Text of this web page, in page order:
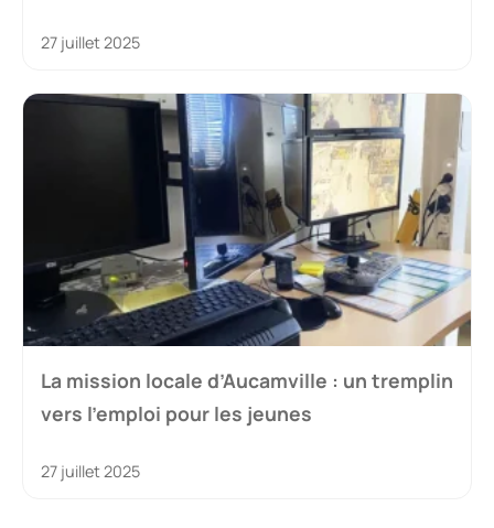
27 juillet 2025
La mission locale d’Aucamville : un tremplin
vers l’emploi pour les jeunes
27 juillet 2025